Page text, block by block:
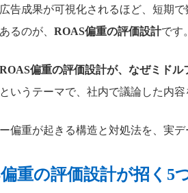
告成果が可視化されるほど、短期
るのが、 ROAS偏重の評価設計です。
ROAS偏重の評価設計が、なぜミド
というテーマで、社内で議論した内容
偏重が起きる構造と対処法を、実デ
重の評価設計が招く5